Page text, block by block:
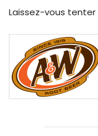
Laissez-vous